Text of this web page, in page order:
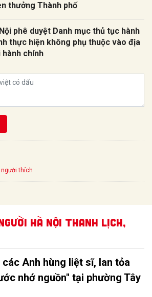
thưởng Thành phố
phê duyệt Danh mục thủ tục hành
thực hiện không phụ thuộc vào địa
hành chính
người thích
Hà Nội thanh lịch,
Anh hùng liệt sĩ, lan tỏa
nhớ nguồn" tại phường Tây